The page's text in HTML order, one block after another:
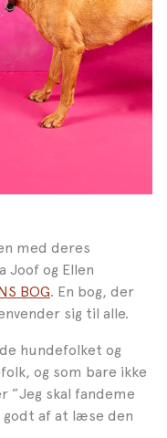
med deres
Joof og Ellen
BOG. En bog, der
sig til alle.
hundefolket og
og som bare ikke
”Jeg skal fandeme
godt af at læse den